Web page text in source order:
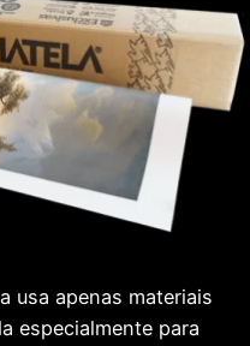
usa apenas materiais
especialmente para